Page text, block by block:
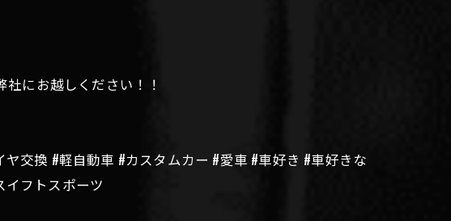
にお越しください！！
交換 #軽自動車 #カスタムカー #愛車 #車好き #車好きな
イフトスポーツ